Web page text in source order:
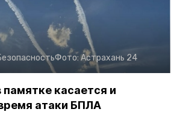
Фото: Астрахань 24
касается и
атаки БПЛА